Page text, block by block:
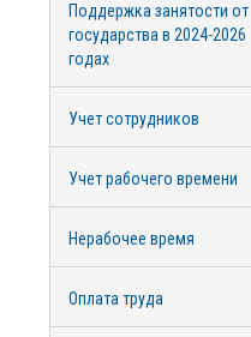
Поддержка занятости от
государства в 2024-2026
годах
Учет сотрудников
Учет рабочего времени
Нерабочее время
Оплата труда